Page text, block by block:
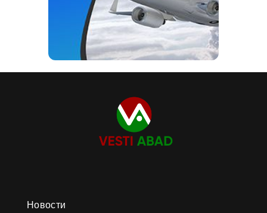
Новости